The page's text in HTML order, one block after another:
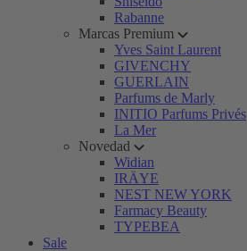
Rabanne
Marcas Premium
Yves Saint Laurent
GIVENCHY
GUERLAIN
Parfums de Marly
INITIO Parfums Privés
La Mer
Novedad
Widian
IRÄYE
NEST NEW YORK
Farmacy Beauty
TYPEBEA
Sale